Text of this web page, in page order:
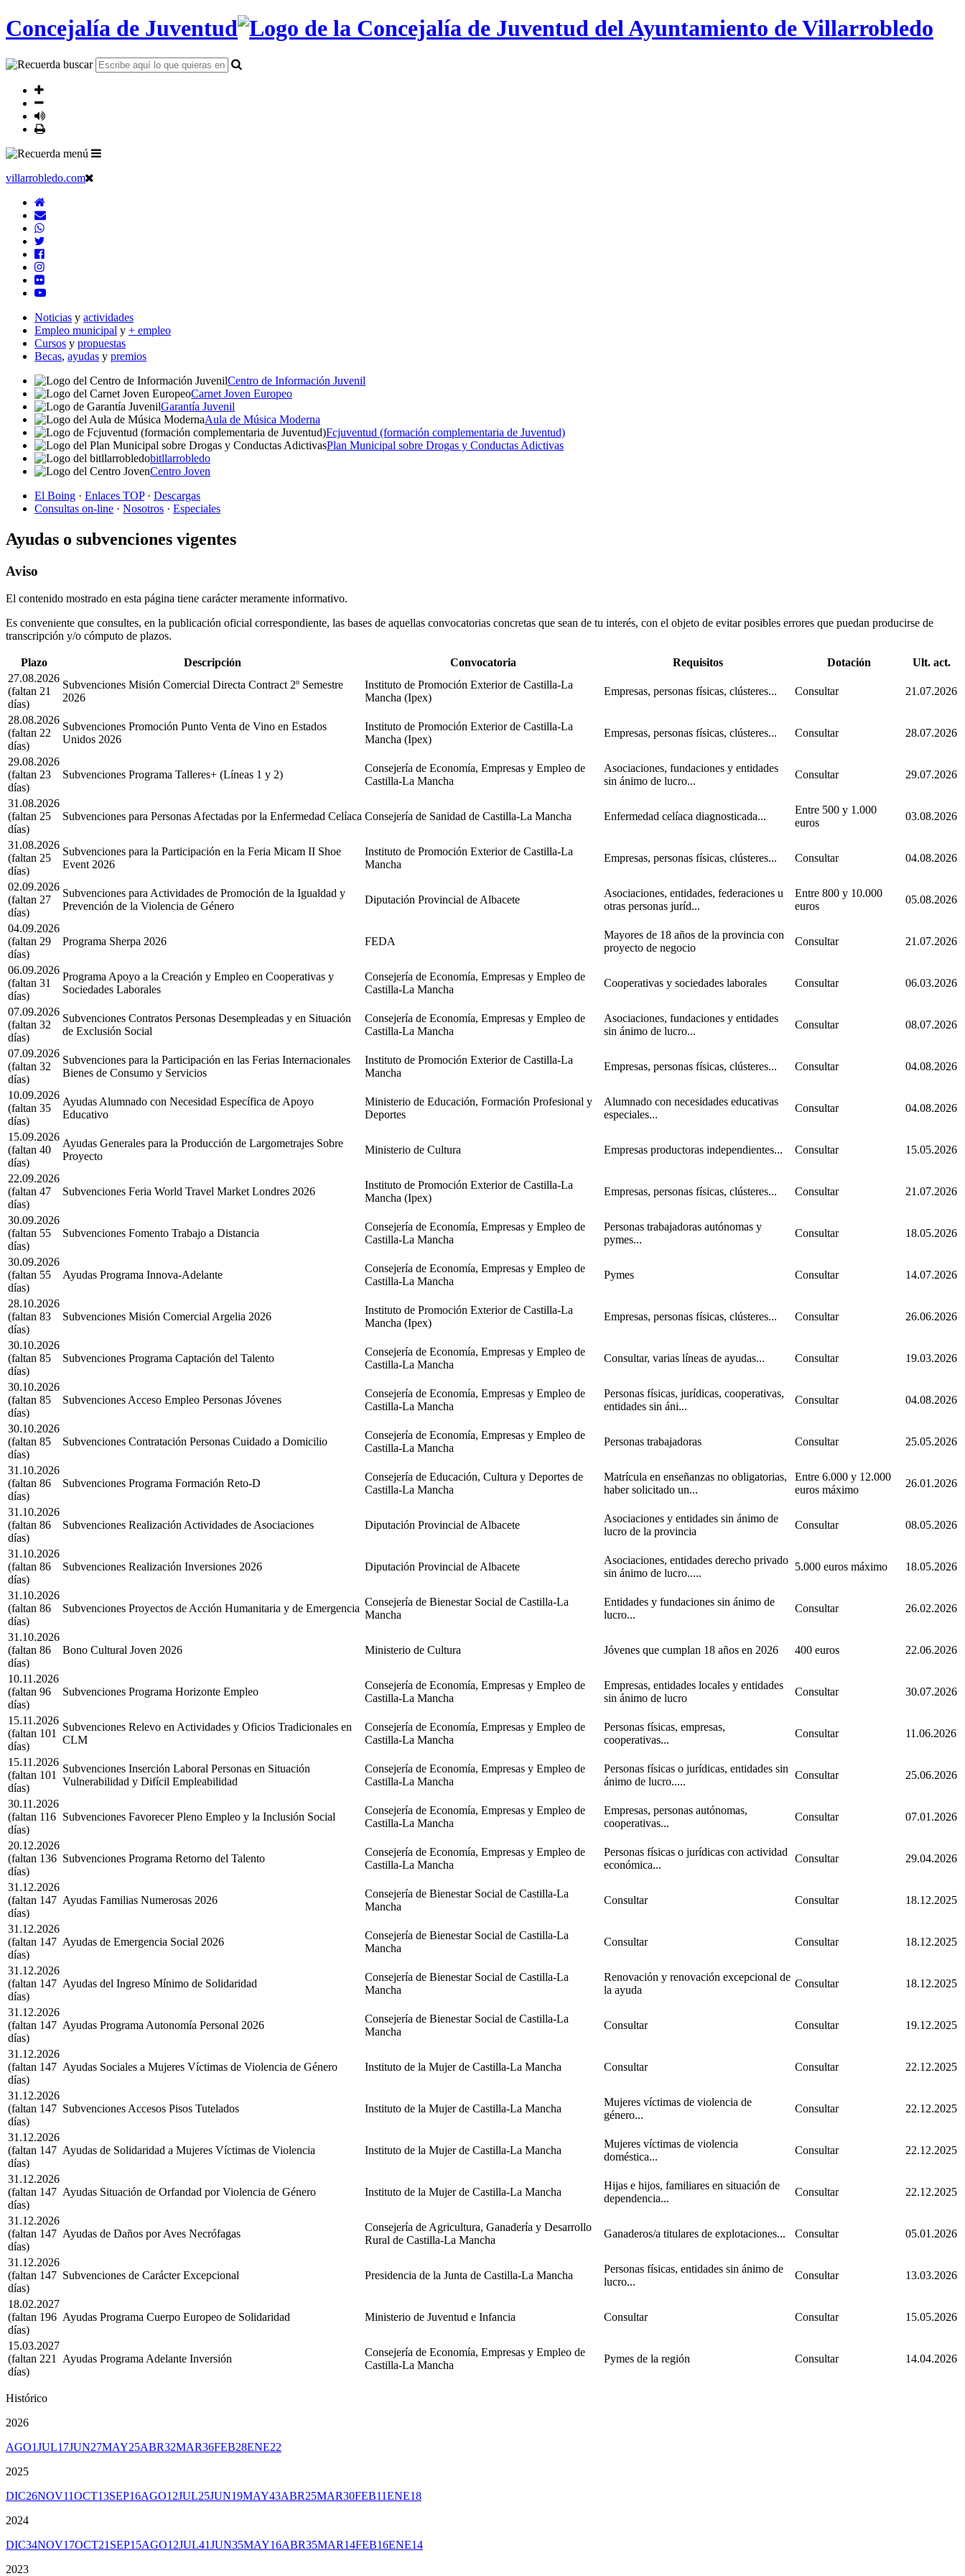
Concejalía de Juventud
villarrobledo.com
Noticias y actividades
Empleo municipal y + empleo
Cursos y propuestas
Becas, ayudas y premios
Centro de Información Juvenil
Carnet Joven Europeo
Garantía Juvenil
Aula de Música Moderna
Fcjuventud (formación complementaria de Juventud)
Plan Municipal sobre Drogas y Conductas Adictivas
bitllarrobledo
Centro Joven
El Boing · Enlaces TOP· Descargas
Consultas on-line · Nosotros · Especiales
Ayudas o subvenciones vigentes
Aviso
El contenido mostrado en esta página tiene carácter meramente informativo.
Es conveniente que consultes, en la publicación oficial correspondiente, las bases de aquellas convocatorias concretas que sean de tu interés, con el objeto de evitar posibles errores que puedan producirse de
transcripción y/o cómputo de plazos.
Plazo Descripción Convocatoria Requisitos Dotación
Ult. act.
27.08.2026
(faltan 21
días)
Subvenciones Misión Comercial Directa Contract 2º Semestre
2026
Instituto de Promoción Exterior de Castilla-La
Mancha (Ipex)
Empresas, personas físicas, clústeres... Consultar 21.07.2026
28.08.2026
(faltan 22
días)
Subvenciones Promoción Punto Venta de Vino en Estados
Unidos 2026
Instituto de Promoción Exterior de Castilla-La
Mancha (Ipex)
Empresas, personas físicas, clústeres... Consultar 28.07.2026
29.08.2026
(faltan 23
días)
Subvenciones Programa Talleres+ (Líneas 1 y 2)
Consejería de Economía, Empresas y Empleo de
Castilla-La Mancha
Asociaciones, fundaciones y entidades
sin ánimo de lucro...
Consultar 29.07.2026
31.08.2026
(faltan 25
días)
Subvenciones para Personas Afectadas por la Enfermedad Celíaca Consejería de Sanidad de Castilla-La Mancha Enfermedad celíaca diagnosticada...
Entre 500 y 1.000
euros
03.08.2026
31.08.2026
(faltan 25
días)
Subvenciones para la Participación en la Feria Micam II Shoe
Event 2026
Instituto de Promoción Exterior de Castilla-La
Mancha
Empresas, personas físicas, clústeres... Consultar 04.08.2026
02.09.2026
(faltan 27
días)
Subvenciones para Actividades de Promoción de la Igualdad y
Prevención de la Violencia de Género
Diputación Provincial de Albacete
Asociaciones, entidades, federaciones u
otras personas juríd...
Entre 800 y 10.000
euros
05.08.2026
04.09.2026
(faltan 29
días)
Programa Sherpa 2026 FEDA
Mayores de 18 años de la provincia con
proyecto de negocio
Consultar 21.07.2026
06.09.2026
(faltan 31
días)
Programa Apoyo a la Creación y Empleo en Cooperativas y
Sociedades Laborales
Consejería de Economía, Empresas y Empleo de
Castilla-La Mancha
Cooperativas y sociedades laborales Consultar 06.03.2026
07.09.2026
(faltan 32
días)
Subvenciones Contratos Personas Desempleadas y en Situación
de Exclusión Social
Consejería de Economía, Empresas y Empleo de
Castilla-La Mancha
Asociaciones, fundaciones y entidades
sin ánimo de lucro...
Consultar 08.07.2026
07.09.2026
(faltan 32
días)
Subvenciones para la Participación en las Ferias Internacionales
Bienes de Consumo y Servicios
Instituto de Promoción Exterior de Castilla-La
Mancha
Empresas, personas físicas, clústeres... Consultar 04.08.2026
10.09.2026
(faltan 35
días)
Ayudas Alumnado con Necesidad Específica de Apoyo
Educativo
Ministerio de Educación, Formación Profesional y
Deportes
Alumnado con necesidades educativas
especiales...
Consultar 04.08.2026
15.09.2026
(faltan 40
días)
Ayudas Generales para la Producción de Largometrajes Sobre
Proyecto
Ministerio de Cultura Empresas productoras independientes... Consultar 15.05.2026
22.09.2026
(faltan 47
días)
Subvenciones Feria World Travel Market Londres 2026
Instituto de Promoción Exterior de Castilla-La
Mancha (Ipex)
Empresas, personas físicas, clústeres... Consultar 21.07.2026
30.09.2026
(faltan 55
días)
Subvenciones Fomento Trabajo a Distancia
Consejería de Economía, Empresas y Empleo de
Castilla-La Mancha
Personas trabajadoras autónomas y
pymes...
Consultar 18.05.2026
30.09.2026
(faltan 55
días)
Ayudas Programa Innova-Adelante
Consejería de Economía, Empresas y Empleo de
Castilla-La Mancha
Pymes Consultar 14.07.2026
28.10.2026
(faltan 83
días)
Subvenciones Misión Comercial Argelia 2026
Instituto de Promoción Exterior de Castilla-La
Mancha (Ipex)
Empresas, personas físicas, clústeres... Consultar 26.06.2026
30.10.2026
(faltan 85
días)
Subvenciones Programa Captación del Talento
Consejería de Economía, Empresas y Empleo de
Castilla-La Mancha
Consultar, varias líneas de ayudas... Consultar 19.03.2026
30.10.2026
(faltan 85
días)
Subvenciones Acceso Empleo Personas Jóvenes
Consejería de Economía, Empresas y Empleo de
Castilla-La Mancha
Personas físicas, jurídicas, cooperativas,
entidades sin áni...
Consultar 04.08.2026
30.10.2026
(faltan 85
días)
Subvenciones Contratación Personas Cuidado a Domicilio
Consejería de Economía, Empresas y Empleo de
Castilla-La Mancha
Personas trabajadoras Consultar 25.05.2026
31.10.2026
(faltan 86
días)
Subvenciones Programa Formación Reto-D
Consejería de Educación, Cultura y Deportes de
Castilla-La Mancha
Matrícula en enseñanzas no obligatorias,
haber solicitado un...
Entre 6.000 y 12.000
euros máximo
26.01.2026
31.10.2026
(faltan 86
días)
Subvenciones Realización Actividades de Asociaciones Diputación Provincial de Albacete
Asociaciones y entidades sin ánimo de
lucro de la provincia
Consultar 08.05.2026
31.10.2026
(faltan 86
días)
Subvenciones Realización Inversiones 2026 Diputación Provincial de Albacete
Asociaciones, entidades derecho privado
sin ánimo de lucro.....
5.000 euros máximo 18.05.2026
31.10.2026
(faltan 86
días)
Subvenciones Proyectos de Acción Humanitaria y de Emergencia
Consejería de Bienestar Social de Castilla-La
Mancha
Entidades y fundaciones sin ánimo de
lucro...
Consultar 26.02.2026
31.10.2026
(faltan 86
días)
Bono Cultural Joven 2026 Ministerio de Cultura Jóvenes que cumplan 18 años en 2026 400 euros 22.06.2026
10.11.2026
(faltan 96
días)
Subvenciones Programa Horizonte Empleo
Consejería de Economía, Empresas y Empleo de
Castilla-La Mancha
Empresas, entidades locales y entidades
sin ánimo de lucro
Consultar 30.07.2026
15.11.2026
(faltan 101
días)
Subvenciones Relevo en Actividades y Oficios Tradicionales en
CLM
Consejería de Economía, Empresas y Empleo de
Castilla-La Mancha
Personas físicas, empresas,
cooperativas...
Consultar 11.06.2026
15.11.2026
(faltan 101
días)
Subvenciones Inserción Laboral Personas en Situación
Vulnerabilidad y Difícil Empleabilidad
Consejería de Economía, Empresas y Empleo de
Castilla-La Mancha
Personas físicas o jurídicas, entidades sin
ánimo de lucro.....
Consultar 25.06.2026
30.11.2026
(faltan 116
días)
Subvenciones Favorecer Pleno Empleo y la Inclusión Social
Consejería de Economía, Empresas y Empleo de
Castilla-La Mancha
Empresas, personas autónomas,
cooperativas...
Consultar 07.01.2026
20.12.2026
(faltan 136
días)
Subvenciones Programa Retorno del Talento
Consejería de Economía, Empresas y Empleo de
Castilla-La Mancha
Personas físicas o jurídicas con actividad
económica...
Consultar 29.04.2026
31.12.2026
(faltan 147
días)
Ayudas Familias Numerosas 2026
Consejería de Bienestar Social de Castilla-La
Mancha
Consultar Consultar 18.12.2025
31.12.2026
(faltan 147
días)
Ayudas de Emergencia Social 2026
Consejería de Bienestar Social de Castilla-La
Mancha
Consultar Consultar 18.12.2025
31.12.2026
(faltan 147
días)
Ayudas del Ingreso Mínimo de Solidaridad
Consejería de Bienestar Social de Castilla-La
Mancha
Renovación y renovación excepcional de
la ayuda
Consultar 18.12.2025
31.12.2026
(faltan 147
días)
Ayudas Programa Autonomía Personal 2026
Consejería de Bienestar Social de Castilla-La
Mancha
Consultar Consultar 19.12.2025
31.12.2026
(faltan 147
días)
Ayudas Sociales a Mujeres Víctimas de Violencia de Género Instituto de la Mujer de Castilla-La Mancha Consultar Consultar 22.12.2025
31.12.2026
(faltan 147
días)
Subvenciones Accesos Pisos Tutelados Instituto de la Mujer de Castilla-La Mancha
Mujeres víctimas de violencia de
género...
Consultar 22.12.2025
31.12.2026
(faltan 147
días)
Ayudas de Solidaridad a Mujeres Víctimas de Violencia Instituto de la Mujer de Castilla-La Mancha
Mujeres víctimas de violencia
doméstica...
Consultar 22.12.2025
31.12.2026
(faltan 147
días)
Ayudas Situación de Orfandad por Violencia de Género Instituto de la Mujer de Castilla-La Mancha
Hijas e hijos, familiares en situación de
dependencia...
Consultar 22.12.2025
31.12.2026
(faltan 147
días)
Ayudas de Daños por Aves Necrófagas
Consejería de Agricultura, Ganadería y Desarrollo
Rural de Castilla-La Mancha
Ganaderos/a titulares de explotaciones... Consultar 05.01.2026
31.12.2026
(faltan 147
días)
Subvenciones de Carácter Excepcional Presidencia de la Junta de Castilla-La Mancha
Personas físicas, entidades sin ánimo de
lucro...
Consultar 13.03.2026
18.02.2027
(faltan 196
días)
Ayudas Programa Cuerpo Europeo de Solidaridad Ministerio de Juventud e Infancia Consultar Consultar 15.05.2026
15.03.2027
(faltan 221
días)
Ayudas Programa Adelante Inversión
Consejería de Economía, Empresas y Empleo de
Castilla-La Mancha
Pymes de la región Consultar 14.04.2026
Histórico
2026
AGO1JUL17JUN27MAY25ABR32MAR36FEB28ENE22
2025
DIC26NOV11OCT13SEP16AGO12JUL25JUN19MAY43ABR25MAR30FEB11ENE18
2024
DIC34NOV17OCT21SEP15AGO12JUL41JUN35MAY16ABR35MAR14FEB16ENE14
2023